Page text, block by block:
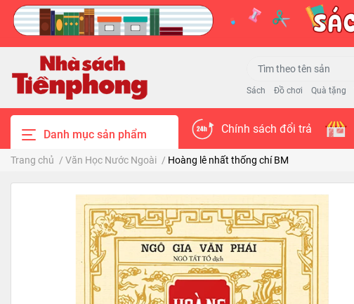
Sách Đồ chơi Quà tặng
Danh mục sản phẩm Chính sách đổi trả
Trang chủ / Văn Học Nước Ngoài / Hoàng lê nhất thống chí BM